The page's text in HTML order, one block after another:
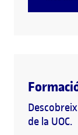
de la UOC.